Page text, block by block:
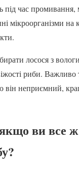
час промивання,
мікроорганізми на
лосося з
риби. Важливо
він неприємний,
ви все